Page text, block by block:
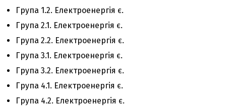
Група 1.2. Електроенергія є.
Група 2.1. Електроенергія є.
Група 2.2. Електроенергія є.
Група 3.1. Електроенергія є.
Група 3.2. Електроенергія є.
Група 4.1. Електроенергія є.
Група 4.2. Електроенергія є.